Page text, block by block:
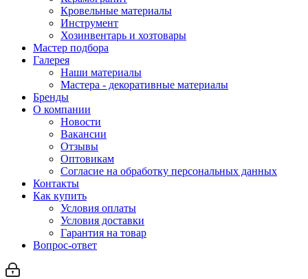
Кровельные материалы
Инструмент
Хозинвентарь и хозтовары
Мастер подбора
Галерея
Наши материалы
Мастера - декоративные материалы
Бренды
О компании
Новости
Вакансии
Отзывы
Оптовикам
Cогласие на обработку персональных данных
Контакты
Как купить
Условия оплаты
Условия доставки
Гарантия на товар
Вопрос-ответ